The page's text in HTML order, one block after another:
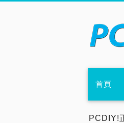
首頁
PCDIY!